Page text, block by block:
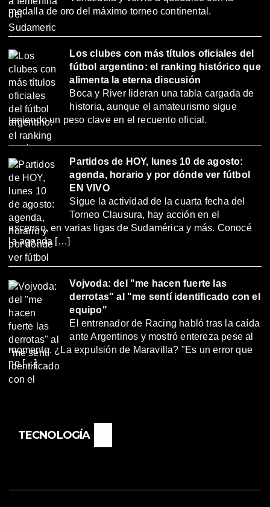
medalla de oro del máximo torneo continental.
Los clubes con más títulos oficiales del
fútbol argentino: el ranking histórico que
alimenta la eterna discusión
Boca y River lideran una tabla cargada de
historia, aunque el amateurismo sigue
teniendo un peso clave en el recuento oficial.
Partidos de HOY, lunes 10 de agosto:
agenda, horario y por dónde ver fútbol
EN VIVO
Sigue la actividad de la cuarta fecha del
Torneo Clausura, hay acción en el
ascenso, en varias ligas de Sudamérica y más. Conocé
la agenda […]
Vojvoda: del "me hacen fuerte las
derrotas" al "me sentí identificado con el
equipo"
El entrenador de Racing habló tras la caída
ante Argentinos y mostró entereza pese al
momento. ¿La expulsión de Maravilla? "Es un error que
no […]
TECNOLOGÍA